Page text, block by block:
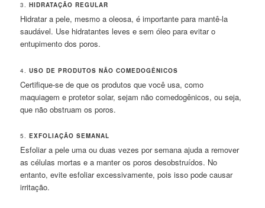
3.HIDRATAÇÃO REGULAR
Hidratar a pele, mesmo a oleosa, é importante para mantê-la
saudável. Use hidratantes leves e sem óleo para evitar o
entupimento dos poros.
4.USO DE PRODUTOS NÃO COMEDOGÊNICOS
Certifique-se de que os produtos que você usa, como
maquiagem e protetor solar, sejam não comedogênicos, ou seja,
que não obstruam os poros.
5.EXFOLIAÇÃO SEMANAL
Esfoliar a pele uma ou duas vezes por semana ajuda a remover
as células mortas e a manter os poros desobstruídos. No
entanto, evite esfoliar excessivamente, pois isso pode causar
irritação.